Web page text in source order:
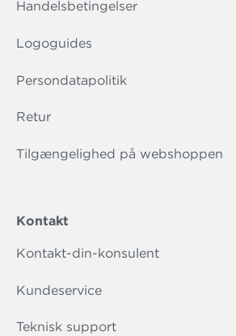
Handelsbetingelser
Logoguides
Persondatapolitik
Retur
Tilgængelighed på webshoppen
Kontakt
Kontakt-din-konsulent
Kundeservice
Teknisk support